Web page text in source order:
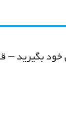
خود بگیرید